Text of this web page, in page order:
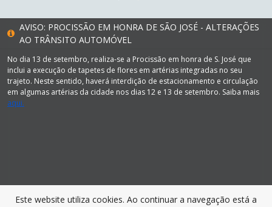
AVISO: PROCISSÃO EM HONRA DE SÃO JOSÉ - ALTERAÇÕES
AO TRÂNSITO AUTOMÓVEL
No dia 13 de setembro, realiza-se a Procissão em honra de S. José que
inclui a execução de tapetes de flores em artérias integradas no seu
trajeto. Neste sentido, haverá interdição de estacionamento e circulação
em algumas artérias da cidade nos dias 12 e 13 de setembro. Saiba mais
aqui.
Este website utiliza cookies. Ao continuar a navegação está a